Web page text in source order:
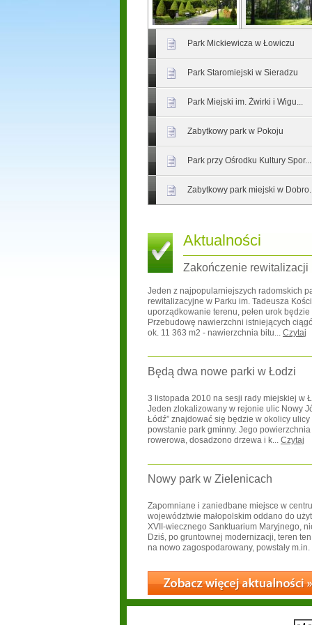
Park Mickiewicza w Łowiczu
Park Staromiejski w Sieradzu
Park Miejski im. Żwirki i Wigu...
Zabytkowy park w Pokoju
Park przy Ośrodku Kultury Spor...
Zabytkowy park miejski w
Aktualności
Zakończenie rewitalizacji
Jeden z najpopularniejszych radomskich
rewitalizacyjne w Parku im. Tadeusza
uporządkowanie terenu, pełen urok
Przebudowę nawierzchni istniejących
ok. 11 363 m2 - nawierzchnia bitu... Czytaj
Będą dwa nowe parki w Łodzi
3 listopada 2010 na sesji rady miejskiej w
Jeden zlokalizowany w rejonie ulic Nowy
Łódź” znajdować się będzie w okolicy
powstanie park gminny. Jego
rowerowa, dosadzono drzewa i k... Czytaj
Nowy park w Zielenicach
Zapomniane i zaniedbane miejsce w
województwie małopolskim oddano do
XVII-wiecznego Sanktuarium Maryjnego,
Dziś, po gruntownej modernizacji, teren
na nowo zagospodarowany, powstały